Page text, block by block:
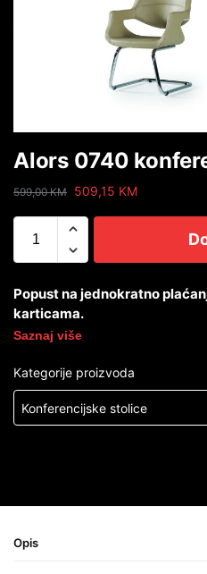
Alors 0740
599,00KM 509,15 KM
Popust na jednokratno
karticama.
Saznaj više
Kategorije proizvoda
Konferencijske stolice
Opis